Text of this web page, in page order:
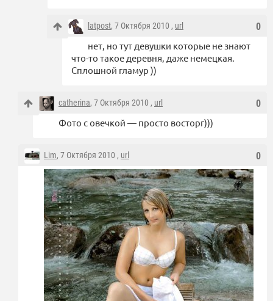
0
latpost, 7 Октября 2010 , url
нет, но тут девушки которые не знают
что-то такое деревня, даже немецкая.
Сплошной гламур ))
0
catherina, 7 Октября 2010 , url
Фото с овечкой — просто восторг)))
0
Lim, 7 Октября 2010 , url